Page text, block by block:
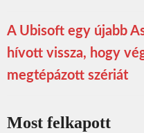
A Ubisoft egy újabb
hívott vissza, hogy
megtépázott szériát
Most felkapott